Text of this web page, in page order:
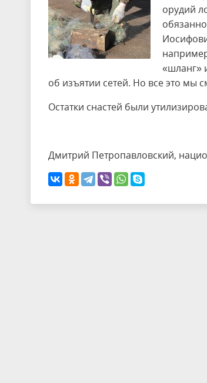
орудий
«шланг»
об изъятии сетей. Но все это мы
Остатки снастей были
Дмитрий Петропавловский,